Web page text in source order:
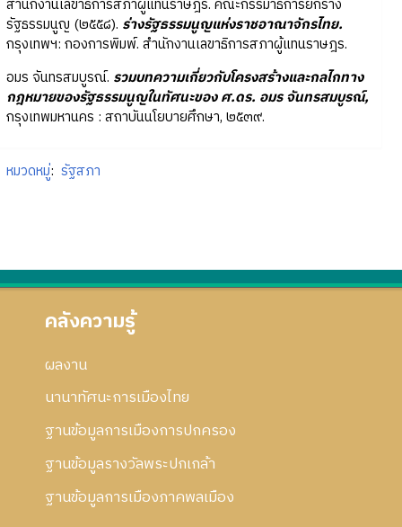
สำนักงานเลขาธิการสภาผู้แทนราษฎร. คณะกรรมาธิการยกร่าง
รัฐธรรมนูญ (๒๕๕๘). ร่างรัฐธรรมนูญแห่งราชอาณาจักรไทย.
กรุงเทพฯ: กองการพิมพ์. สำนักงานเลขาธิการสภาผู้แทนราษฎร.
อมร จันทรสมบูรณ์. รวมบทความเกี่ยวกับโครงสร้างและกลไกทาง
กฎหมายของรัฐธรรมนูญในทัศนะของศ.ดร. อมร จันทรสมบูรณ์,
กรุงเทพมหานคร : สถาบันนโยบายศึกษา, ๒๕๓๙.
หมวดหมู่: รัฐสภา
คลังความรู้
ผลงาน
นานาทัศนะการเมืองไทย
ฐานข้อมูลการเมืองการปกครอง
ฐานข้อมูลรางวัลพระปกเกล้า
ฐานข้อมูลการเมืองภาคพลเมือง